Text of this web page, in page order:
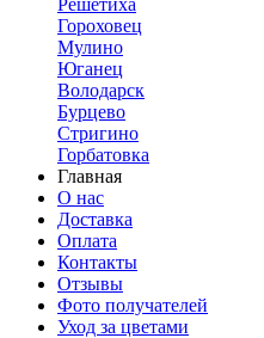
Решетиха
Гороховец
Мулино
Юганец
Володарск
Бурцево
Стригино
Горбатовка
Главная
О нас
Доставка
Оплата
Контакты
Отзывы
Фото получателей
Уход за цветами